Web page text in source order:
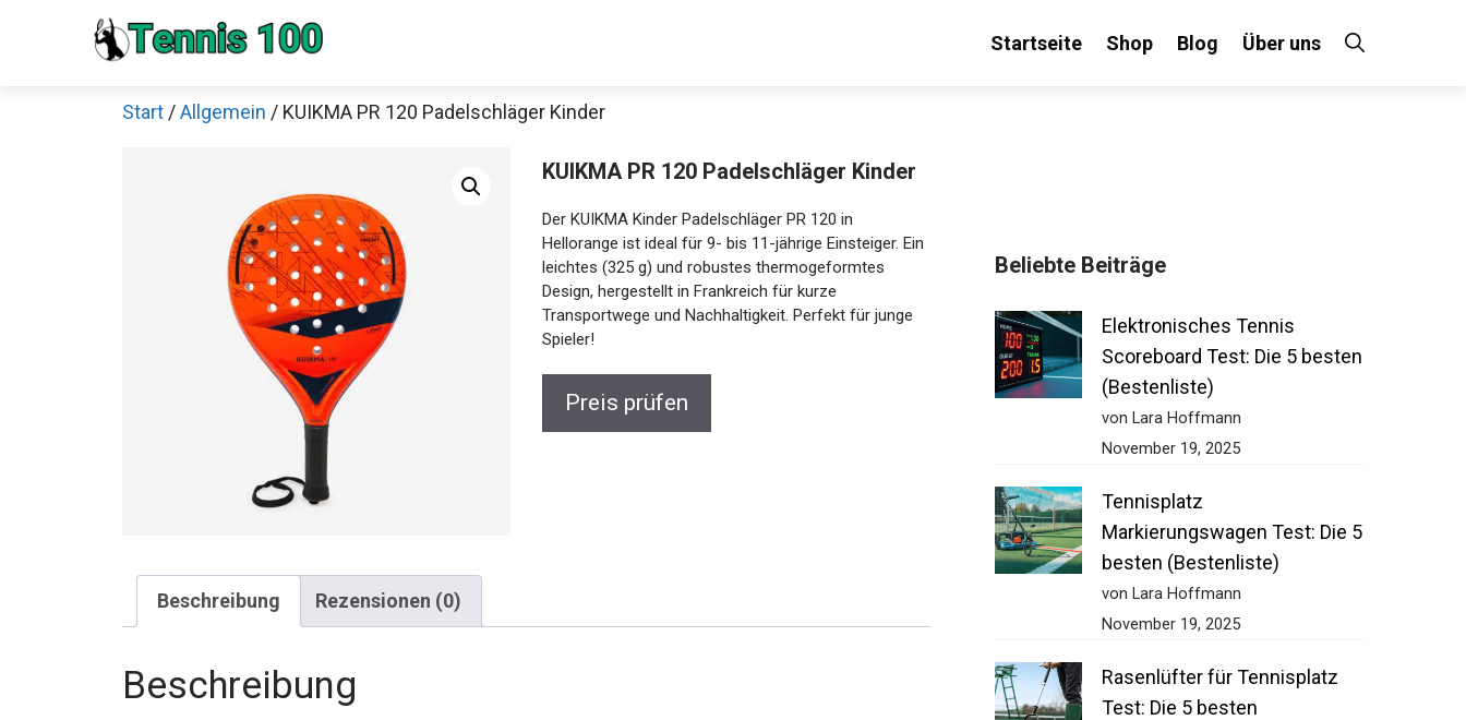
Startseite Shop Blog Über uns
Start /Allgemein / KUIKMA PR 120 Padelschläger Kinder
KUIKMA PR 120 Padelschläger Kinder
Der KUIKMA Kinder Padelschläger PR 120 in
Hellorange ist ideal für 9- bis 11-jährige Einsteiger. Ein
leichtes (325 g) und robustes thermogeformtes
Design, hergestellt in Frankreich für kurze
Transportwege und Nachhaltigkeit. Perfekt für junge
Spieler!
Preis prüfen
Beschreibung Rezensionen (0)
Beschreibung
Beliebte Beiträge
Elektronisches Tennis
Scoreboard Test: Die 5
besten (Bestenliste)
von Lara Hoffmann
November 19, 2025
Tennisplatz
Markierungswagen Test: Die
5 besten (Bestenliste)
von Lara Hoffmann
November 19, 2025
Rasenlüfter für Tennisplatz
Test: Die 5 besten
Jetzt anschauen